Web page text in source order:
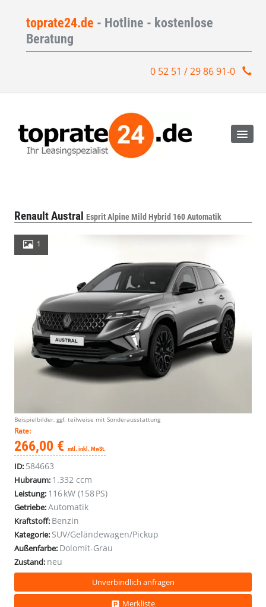
toprate24.de - Hotline - kostenlose
Beratung
0 52 51 / 29 86 91-0
Renault Austral Esprit Alpine Mild Hybrid 160 Automatik
1
Beispielbilder, ggf. teilweise mit Sonderausstattung
Rate:
266,00 € mtl. inkl. MwSt.
ID: 584663
Hubraum: 1.332 ccm
Leistung: 116 kW (158 PS)
Getriebe:Automatik
Kraftstoff: Benzin
Kategorie: SUV/Geländewagen/Pickup
Außenfarbe: Dolomit-Grau
Zustand: neu
Unverbindlich anfragen
Merkliste